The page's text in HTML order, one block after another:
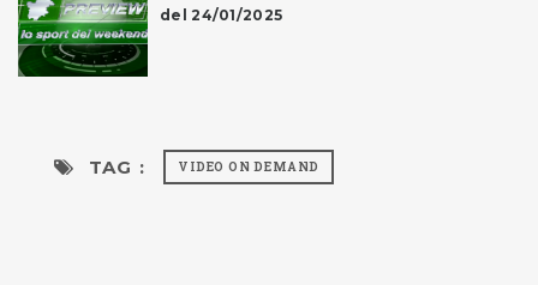
del 24/01/2025
TAG : VIDEO ON DEMAND